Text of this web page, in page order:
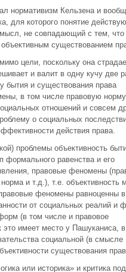
нормативизм Кельзена и
для которого понятие
не совпадающий с тем, что
существованием
цели, поскольку она
и валит в одну кучу две
бытия и существования права
в том числе правовую
отношений и совсем
о социальных
действия права.
проблемы объективность
формального равенства и его
правовые феномены
и т.д.), т.е. объективность
феномены равноценны в
от социальных реалий и
(в том числе и правовое
это имеет место у Пашуканиса, в
социальной (в смысле
существования
или историка» и критика